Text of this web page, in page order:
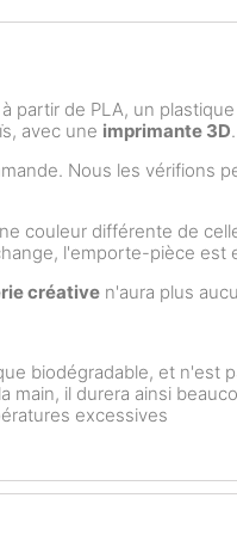
partir de PLA, un
avec une imprimante 3D.
Nous les vérifions
couleur différente de
l'emporte-pièce est
créative n'aura plus
biodégradable, et n'est
main, il durera ainsi
excessives